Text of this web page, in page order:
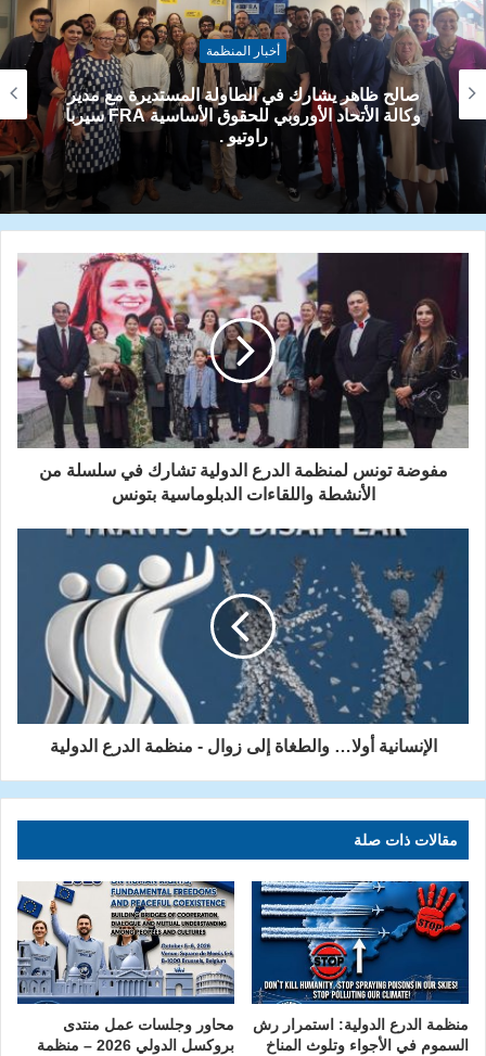
أخبار المنظمة
منظمة الدرع في اوكرانيا احيت اليوم العالمي للدفاع
عن الطفل للمهاجرين والمشردين واللاجئين
مفوضة تونس لمنظمة الدرع الدولية تشارك في سلسلة من
الأنشطة واللقاءات الدبلوماسية بتونس
الإنسانية أولا… والطغاة إلى زوال - منظمة الدرع الدولية
مقالات ذات صلة
منظمة الدرع الدولية: استمرار رش
السموم في الأجواء وتلوث المناخ
محاور وجلسات عمل منتدى
بروكسل الدولي 2026 – منظمة